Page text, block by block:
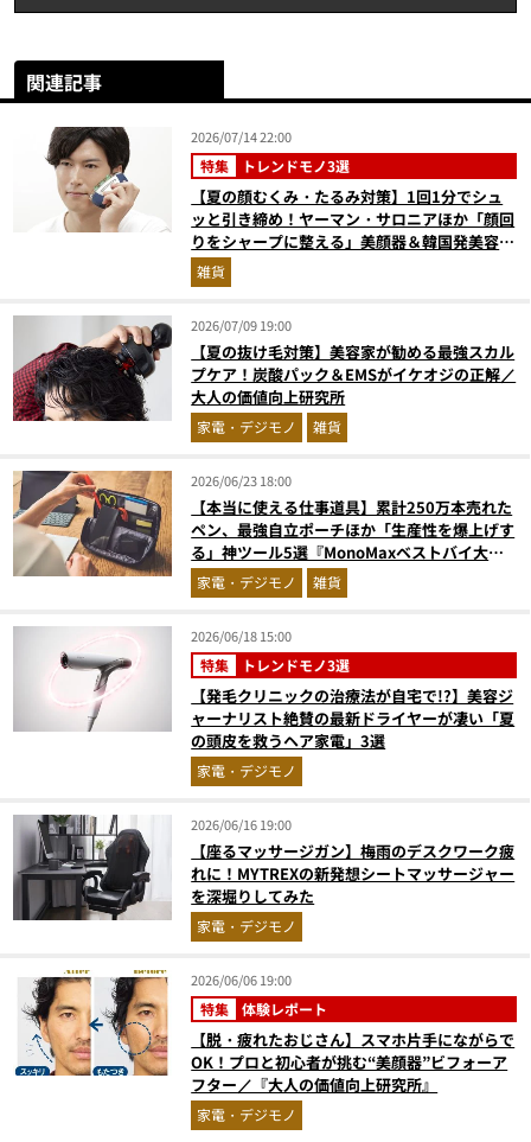
関連記事
2026/07/14 22:00
特集 トレンドモノ3選
【夏の顔むくみ・たるみ対策】1回1分でシュ
ッと引き締め！ヤーマン・サロニアほか「顔回
りをシャープに整える」美顔器＆韓国発美容医
療をプロが解説
雑貨
2026/07/09 19:00
【夏の抜け毛対策】美容家が勧める最強スカル
プケア！炭酸パック＆EMSがイケオジの正解／
大人の価値向上研究所
家電・デジモノ 雑貨
2026/06/23 18:00
【本当に使える仕事道具】累計250万本売れた
ペン、最強自立ポーチほか「生産性を爆上げす
る」神ツール5選『MonoMaxベストバイ大
賞』
家電・デジモノ 雑貨
2026/06/18 15:00
特集 トレンドモノ3選
【発毛クリニックの治療法が自宅で!?】美容ジ
ャーナリスト絶賛の最新ドライヤーが凄い「夏
の頭皮を救うヘア家電」3選
家電・デジモノ
2026/06/16 19:00
【座るマッサージガン】梅雨のデスクワーク疲
れに！MYTREXの新発想シートマッサージャー
を深堀りしてみた
家電・デジモノ
2026/06/06 19:00
特集 体験レポート
【脱・疲れたおじさん】スマホ片手にながらで
OK！プロと初心者が挑む“美顔器”ビフォーア
フター／『大人の価値向上研究所』
家電・デジモノ